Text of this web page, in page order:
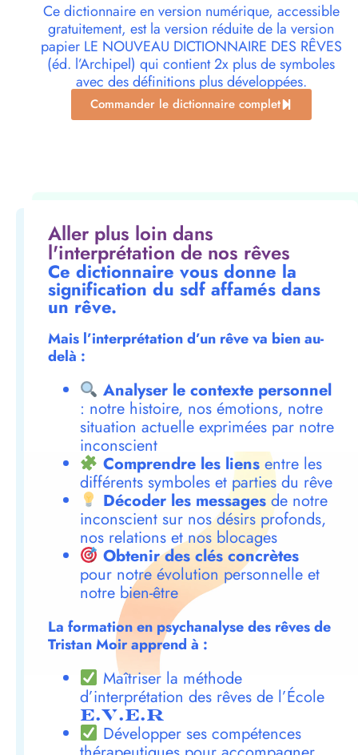
Ce dictionnaire en version numérique, accessible
gratuitement, est la version réduite de la version
papier LE NOUVEAU DICTIONNAIRE DES RÊVES
(éd. l’Archipel) qui contient 2x plus de symboles
avec des définitions plus développées.
Commander le dictionnaire complet
Aller plus loin dans
l'interprétation de nos rêves
Ce dictionnaire vous donne la
signification du sdf affamés dans
un rêve.
Mais l’interprétation d’un rêve va bien au-
delà :
Analyser le contexte personnel
: notre histoire, nos émotions, notre
situation actuelle exprimées par notre
inconscient
Comprendre les liensentre les
différents symboles et parties du rêve
Décoder les messagesde notre
inconscient sur nos désirs profonds,
nos relations et nos blocages
Obtenir des clés concrètes
pour notre évolution personnelle et
notre bien-être
La formation en psychanalyse des rêves de
Tristan Moir apprend à :
Maîtriser la méthode
d’interprétation des rêves de l’École
E.V.E.R
Développer ses compétences